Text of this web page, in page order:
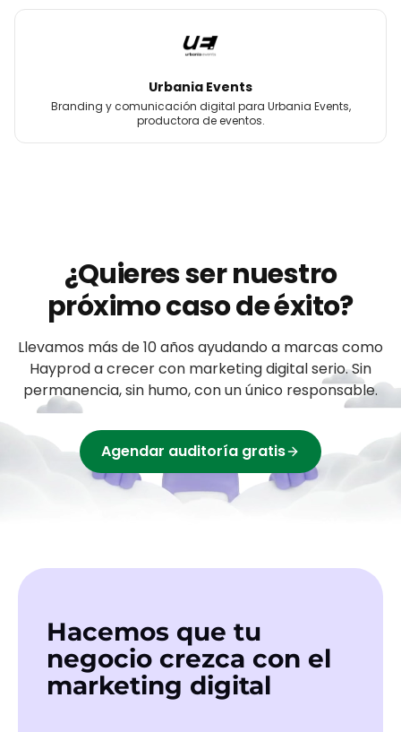
Urbania Events
Branding y comunicación digital para Urbania Events,
productora de eventos.
¿Quieres ser nuestro
próximo caso de éxito?
Llevamos más de 10 años ayudando a marcas como
Hayproda crecer con marketing digital serio. Sin
permanencia, sin humo, con un único responsable.
Agendar auditoría gratis
Hacemos que tu
negocio crezca con el
marketing digital